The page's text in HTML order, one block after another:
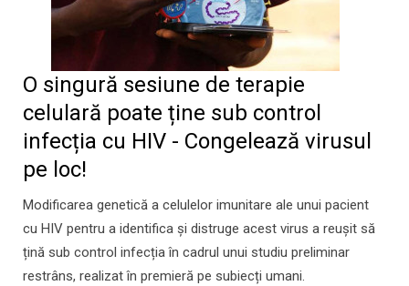
O singură sesiune de terapie
celulară poate ține sub control
infecția cu HIV - Congelează virusul
pe loc!
Modificarea genetică a celulelor imunitare ale unui pacient
cu HIV pentru a identifica și distruge acest virus a reușit să
țină sub control infecția în cadrul unui studiu preliminar
restrâns, realizat în premieră pe subiecți umani.